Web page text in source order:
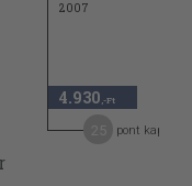
2007
4.930 ,-Ft
pont kapható